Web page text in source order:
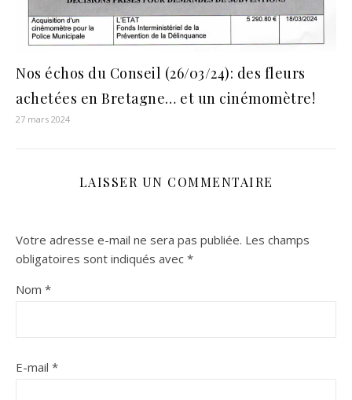
Nos échos du Conseil (26/03/24): des fleurs
achetées en Bretagne… et un cinémomètre!
27 mars 2024
LAISSER UN COMMENTAIRE
Votre adresse e-mail ne sera pas publiée. Les champs
obligatoires sont indiqués avec *
Nom *
E-mail *